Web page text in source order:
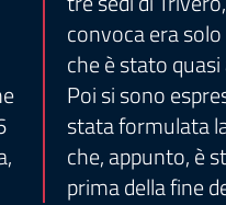
convoca era
che è stato
Poi si sono
stata formulata
che, appunto, è
prima della fine